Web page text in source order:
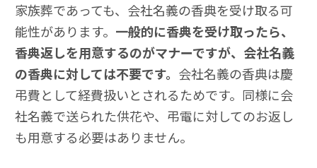
家族葬であっても、会社名義の香典を受け取る可
能性があります。 一般的に香典を受け取ったら、
香典返しを用意するのがマナーですが、会社名義
の香典に対しては不要です。 会社名義の香典は慶
弔費として経費扱いとされるためです。同様に会
社名義で送られた供花や、弔電に対してのお返し
も用意する必要はありません。